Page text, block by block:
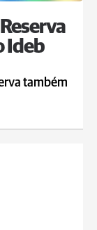
Ideb
também